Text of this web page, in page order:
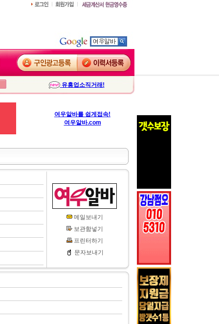
유흥업소직거래!
여우알바를 쉽게접속!
여우알바.com
메일보내기
보관함넣기
프린터하기
문자보내기